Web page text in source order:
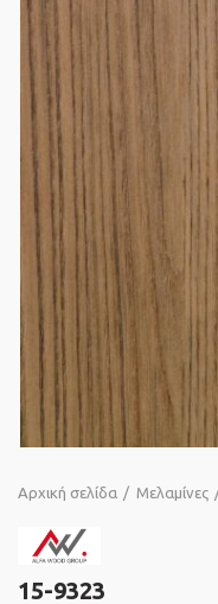
Αρχική σελίδα Μελαμίνες
15-9323